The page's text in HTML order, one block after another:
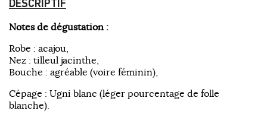
DESCRIPTIF
Notes de dégustation :
Robe : acajou,
Nez : tilleul jacinthe,
Bouche : agréable (voire féminin),
Cépage : Ugni blanc (léger pourcentage de folle
blanche).